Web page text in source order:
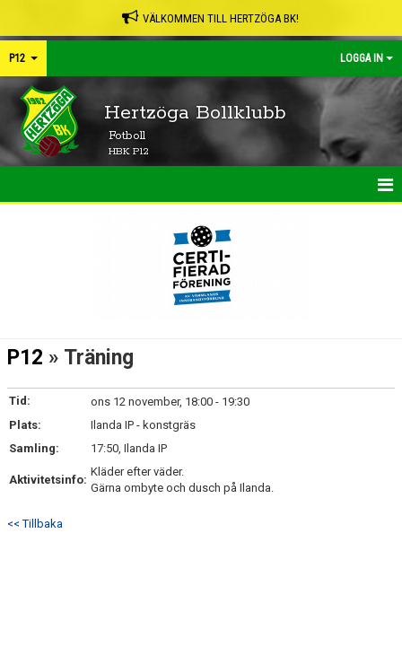
VÄLKOMMEN TILL HERTZÖGA BK!
P12 LOGGA IN
Hertzöga Bollklubb
Fotboll
HBK P12
BILDGALLERI
P12 » Träning
Tid:
ons 12 november, 18:00 - 19:30
Plats:
Ilanda IP - konstgräs
Samling:
17:50, Ilanda IP
Aktivitetsinfo:
Kläder efter väder.
Gärna ombyte och dusch på Ilanda.
<< Tillbaka